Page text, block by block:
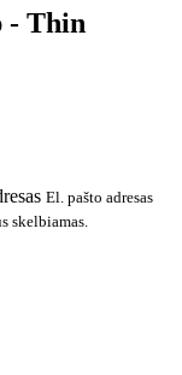
- Thin
El. pašto adresas
skelbiamas.